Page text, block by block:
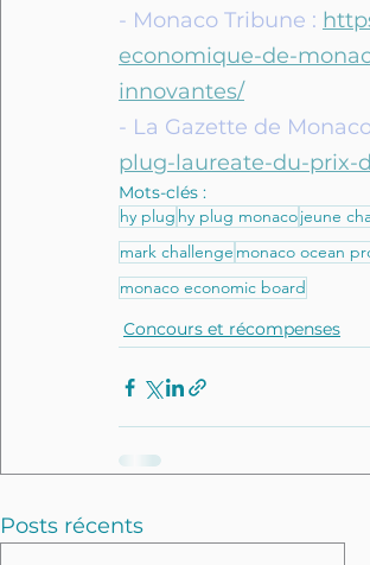
- Monaco Tribune :
economique-de-
innovantes/
- La Gazette de
plug-laureate-du-prix-
Mots-clés :
hy plug hy plug monacojeune
mark challenge monaco ocean
monaco economic board
Concours et récompenses
Posts récents